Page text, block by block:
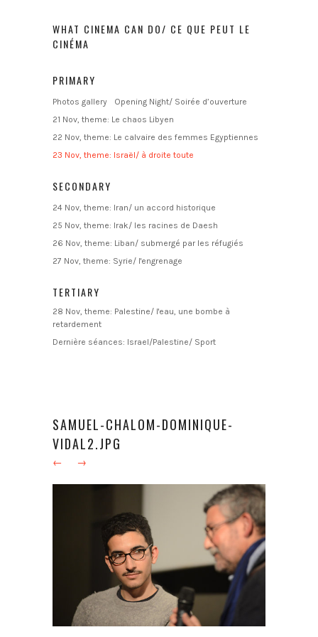
WHAT CINEMA CAN DO/ CE QUE PEUT LE
CINÉMA
PRIMARY
Photos gallery
Opening Night/ Soirée d’ouverture
21 Nov, theme: Le chaos Libyen
22 Nov, theme: Le calvaire des femmes Egyptiennes
23 Nov, theme: Israël/ à droite toute
SECONDARY
24 Nov, theme: Iran/ un accord historique
25 Nov, theme: Irak/ les racines de Daesh
26 Nov, theme: Liban/ submergé par les réfugiés
27 Nov, theme: Syrie/ l'engrenage
TERTIARY
28 Nov, theme: Palestine/ l'eau, une bombe à
retardement
Dernière séances: Israel/Palestine/ Sport
SAMUEL-CHALOM-DOMINIQUE-
VIDAL2.JPG
← →